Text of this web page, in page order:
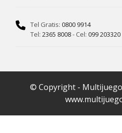
Tel Gratis: 0800 9914
Tel: 2365 8008- Cel: 099 203320
© Copyright -